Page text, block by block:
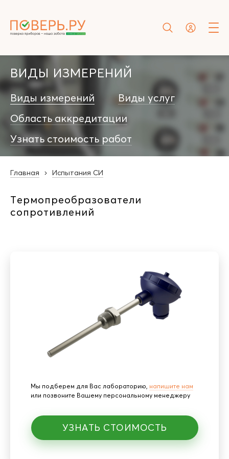
ВИДЫ ИЗМЕРЕНИЙ
Виды измерений
Виды услуг
Область аккредитации
Узнать стоимость работ
Главная Испытания СИ
Термопреобразователи
сопротивлений
Мы подберем для Вас лабораторию, напишите нам
или позвоните Вашему персональному менеджеру
УЗНАТЬ СТОИМОСТЬ